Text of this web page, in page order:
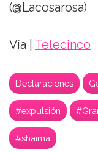
(@Lacosarosa)
Vía | Telecinco
Declaraciones
#expulsión
#shaima